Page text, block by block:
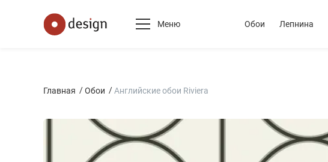
Меню Обои Лепнина
Главная Обои Английские обои Riviera